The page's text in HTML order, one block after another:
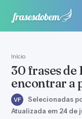
Início
30 frases de
encontrar a
VF Selecionadas
Atualizada em 24 de